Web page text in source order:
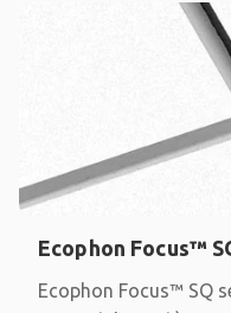
Ecophon Focus™
Ecophon Focus™ SQ